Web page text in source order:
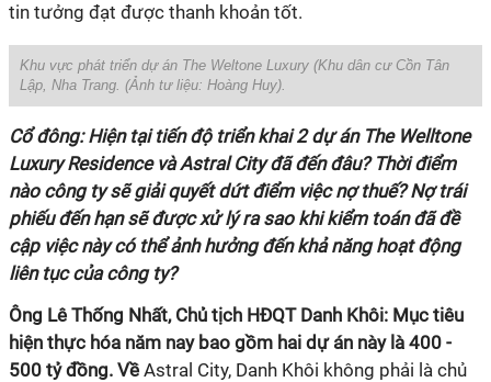
tin tưởng đạt được thanh khoản tốt.
Khu vực phát triển dự án The Weltone Luxury (Khu dân cư Cồn Tân
Lập, Nha Trang. (Ảnh tư liệu: Hoàng Huy).
Cổ đông: Hiện tại tiến độ triển khai 2 dự án The Welltone
Luxury Residence và Astral City đã đến đâu? Thời điểm
nào công ty sẽ giải quyết dứt điểm việc nợ thuế? Nợ trái
phiếu đến hạn sẽ được xử lý ra sao khi kiểm toán đã đề
cập việc này có thể ảnh hưởng đến khả năng hoạt động
liên tục của công ty?
Ông Lê Thống Nhất, Chủ tịch HĐQT Danh Khôi: Mục tiêu
hiện thực hóa năm nay bao gồm hai dự án này là 400 -
500 tỷ đồng. Về Astral City, Danh Khôi không phải là chủ